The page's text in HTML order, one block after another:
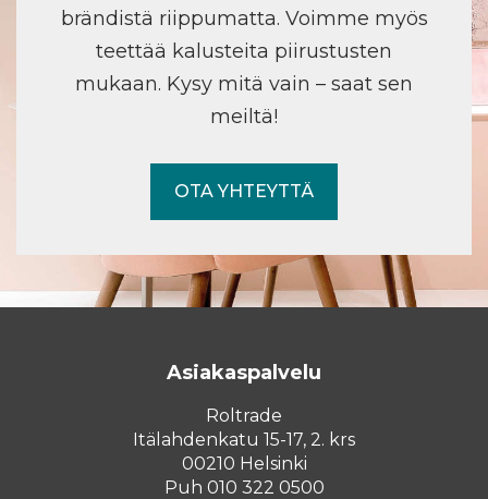
brändistä riippumatta. Voimme myös
teettää kalusteita piirustusten
mukaan. Kysy mitä vain – saat sen
meiltä!
OTA YHTEYTTÄ
Asiakaspalvelu
Roltrade
Itälahdenkatu 15-17, 2. krs
00210 Helsinki
Puh 010 322 0500